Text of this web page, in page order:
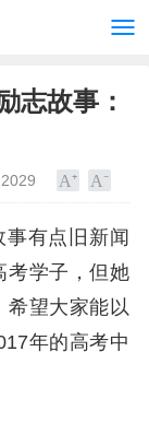
志故事：
2029
有点旧新闻
考学子，但她
希望大家能以
年的高考中